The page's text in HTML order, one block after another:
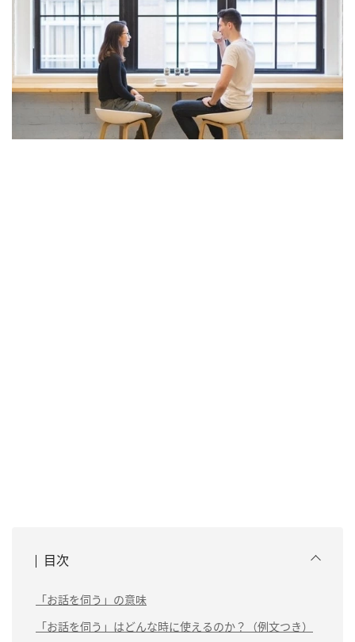
目次
「お話を伺う」の意味
「お話を伺う」はどんな時に使えるのか？（例文つき）